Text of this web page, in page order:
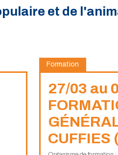
et de
Formation
27/03 au
CUFFIES